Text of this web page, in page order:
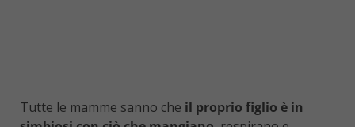
Tutte le mamme sanno che il proprio figlio è in